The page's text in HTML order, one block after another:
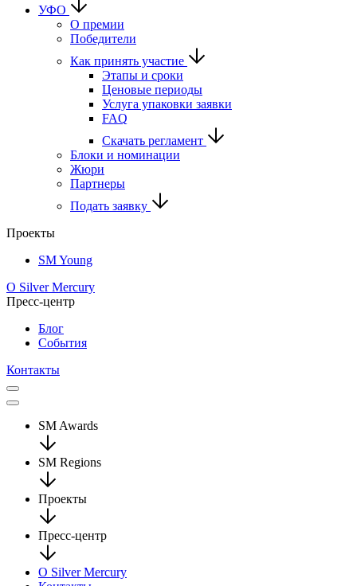
УФО
О премии
Победители
Как принять участие
Этапы и сроки
Ценовые периоды
Услуга упаковки заявки
FAQ
Скачать регламент
Блоки и номинации
Жюри
Партнеры
Подать заявку
Проекты
SM Young
О Silver Mercury
Пресс-центр
Блог
События
Контакты
SM Awards
SM Regions
Проекты
Пресс-центр
О Silver Mercury